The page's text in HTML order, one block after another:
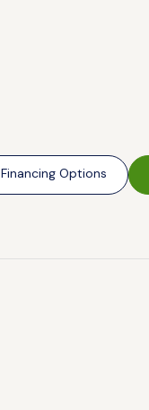
Financing Options